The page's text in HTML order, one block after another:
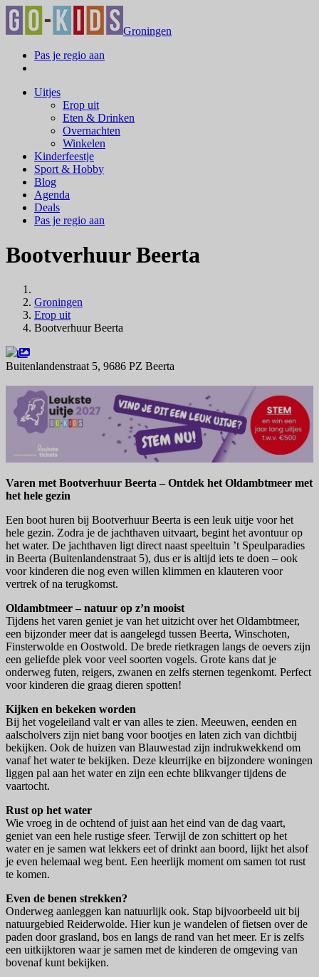
Groningen
Pas je regio aan
Uitjes
Erop uit
Eten & Drinken
Overnachten
Winkelen
Kinderfeestje
Sport & Hobby
Blog
Agenda
Deals
Pas je regio aan
Bootverhuur Beerta
Groningen
Erop uit
Bootverhuur Beerta
Buitenlandenstraat 5, 9686 PZ Beerta
Varen met Bootverhuur Beerta – Ontdek het Oldambtmeer met
het hele gezin
Een boot huren bij Bootverhuur Beerta is een leuk uitje voor het
hele gezin. Zodra je de jachthaven uitvaart, begint het avontuur op
het water. De jachthaven ligt direct naast speeltuin ’t Speulparadies
in Beerta (Buitenlandenstraat 5), dus er is altijd iets te doen – ook
voor kinderen die nog even willen klimmen en klauteren voor
vertrek of na terugkomst.
Oldambtmeer – natuur op z’n mooist
Tijdens het varen geniet je van het uitzicht over het Oldambtmeer,
een bijzonder meer dat is aangelegd tussen Beerta, Winschoten,
Finsterwolde en Oostwold. De brede rietkragen langs de oevers zijn
een geliefde plek voor veel soorten vogels. Grote kans dat je
onderweg futen, reigers, zwanen en zelfs sternen tegenkomt. Perfect
voor kinderen die graag dieren spotten!
Kijken en bekeken worden
Bij het vogeleiland valt er van alles te zien. Meeuwen, eenden en
aalscholvers zijn niet bang voor bootjes en laten zich van dichtbij
bekijken. Ook de huizen van Blauwestad zijn indrukwekkend om
vanaf het water te bekijken. Deze kleurrijke en bijzondere woningen
liggen pal aan het water en zijn een echte blikvanger tijdens de
vaartocht.
Rust op het water
Wie vroeg in de ochtend of juist aan het eind van de dag vaart,
geniet van een hele rustige sfeer. Terwijl de zon schittert op het
water en je samen wat lekkers eet of drinkt aan boord, lijkt het alsof
je even helemaal weg bent. Een heerlijk moment om samen tot rust
te komen.
Even de benen strekken?
Onderweg aanleggen kan natuurlijk ook. Stap bijvoorbeeld uit bij
natuurgebied Reiderwolde. Hier kun je wandelen of fietsen over de
paden door grasland, bos en langs de rand van het meer. Er is zelfs
een uitkijktoren waar je samen met de kinderen de omgeving van
bovenaf kunt bekijken.